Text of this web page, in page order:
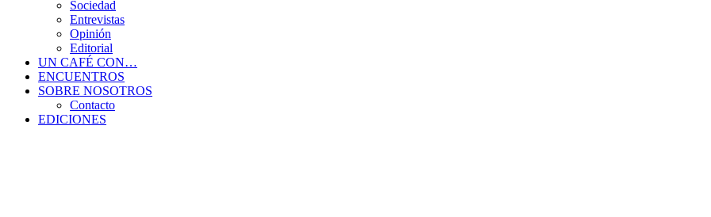
Sociedad
Entrevistas
Opinión
Editorial
UN CAFÉ CON…
ENCUENTROS
SOBRE NOSOTROS
Contacto
EDICIONES